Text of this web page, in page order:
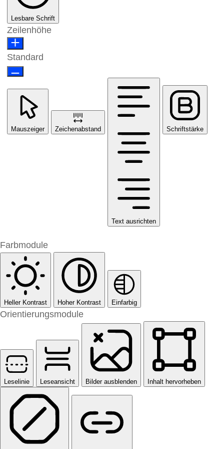
Lesbare Schrift
Zeilenhöhe
Standard
Mauszeiger Zeichenabstand
Text ausrichten
Schriftstärke
Farbmodule
Heller Kontrast Hoher Kontrast Einfarbig
Orientierungsmodule
Leselinie Leseansicht Bilder ausblenden Inhalt hervorheben